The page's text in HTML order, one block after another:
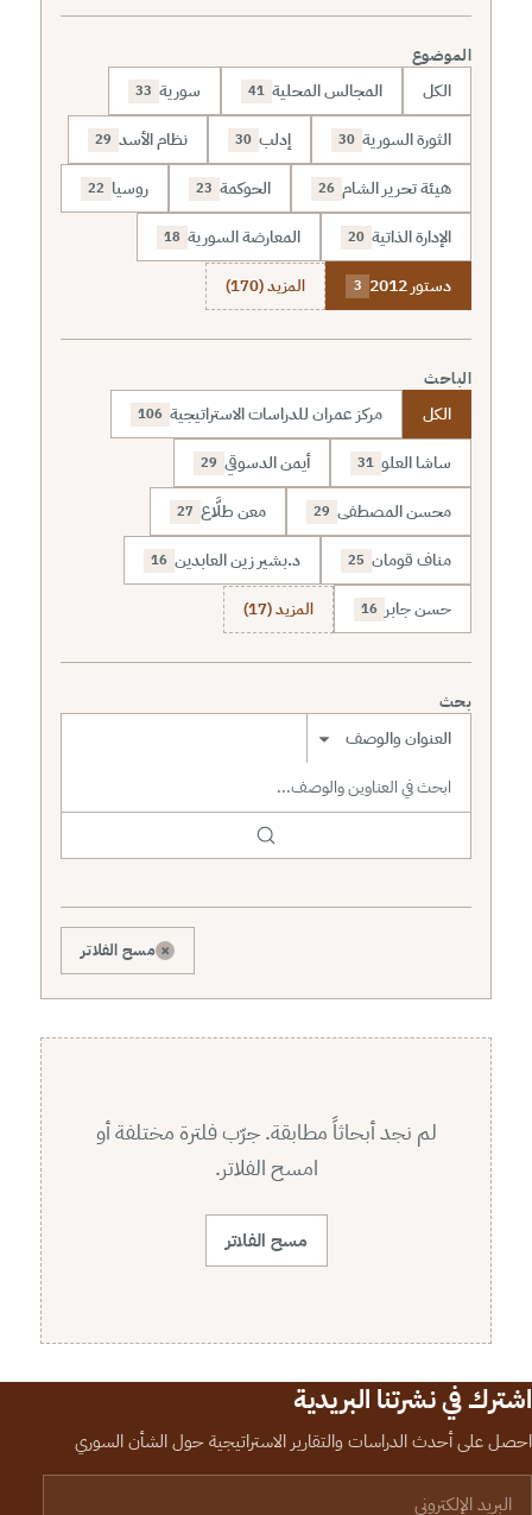
الموضوع
الكل المجالس المحلية 41 سورية 33
الثورة السورية 30 إدلب 30 نظام الأسد 29
هيئة تحرير الشام 26 الحوكمة 23 روسيا 22
الإدارة الذاتية 20 المعارضة السورية 18
دستور 2012 3 المزيد (170)
الباحث
الكل مركز عمران للدراسات الاستراتيجية 106
ساشا العلو 31 أيمن الدسوقي 29
محسن المصطفى 29 معن طلَّاع 27
مناف قومان 25 د.بشير زين العابدين 16
حسن جابر 16 المزيد (17)
بحث
نطاق البحث
× مسح الفلاتر
لم نجد أبحاثاً مطابقة. جرّب فلترة مختلفة أو
امسح الفلاتر.
مسح الفلاتر
اشترك في نشرتنا البريدية
احصل على أحدث الدراسات والتقارير الاستراتيجية حول الشأن السوري